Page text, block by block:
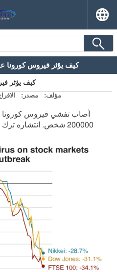
كيف يؤثر فيروس كورونا
كيف يؤثر
مؤلف: مصدر:
أصاب تفشي فيروس كورونا
200000 شخص. انتشاره